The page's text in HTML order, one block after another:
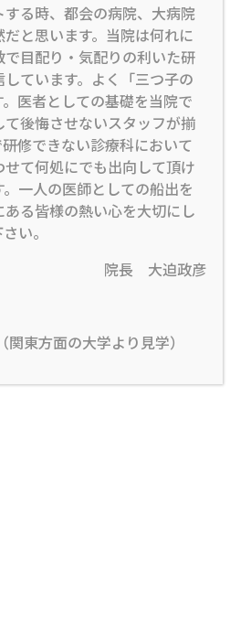
る時、都会の病院、大病院
と思います。当院は何れに
目配り・気配りの利いた研
ています。よく「三つ子の
医者としての基礎を当院で
後悔させないスタッフが揃
修できない診療科において
て何処にでも出向して頂け
一人の医師としての船出を
る皆様の熱い心を大切にし
い。
院長 大迫政彦
東方面の大学より見学）